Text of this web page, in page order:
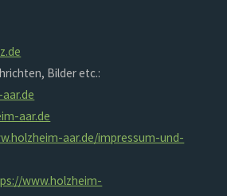
Bilder etc.:
aar.de
aar.de/impressum-und-
www.holzheim-